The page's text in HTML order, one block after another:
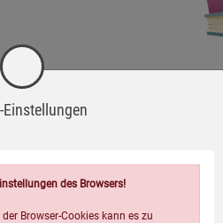
Einstellungen
des Browsers!
Browser-Cookies kann es zu